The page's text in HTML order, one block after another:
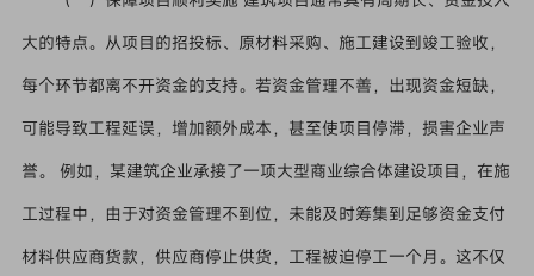
大的特点。从项目的招投标、原材料采购、施工建设到竣工验收，
每个环节都离不开资金的支持。若资金管理不善，出现资金短缺，
可能导致工程延误，增加额外成本，甚至使项目停滞，损害企业声
誉。 例如，某建筑企业承接了一项大型商业综合体建设项目，在施
工过程中，由于对资金管理不到位，未能及时筹集到足够资金支付
材料供应商货款，供应商停止供货，工程被迫停工一个月。这不仅